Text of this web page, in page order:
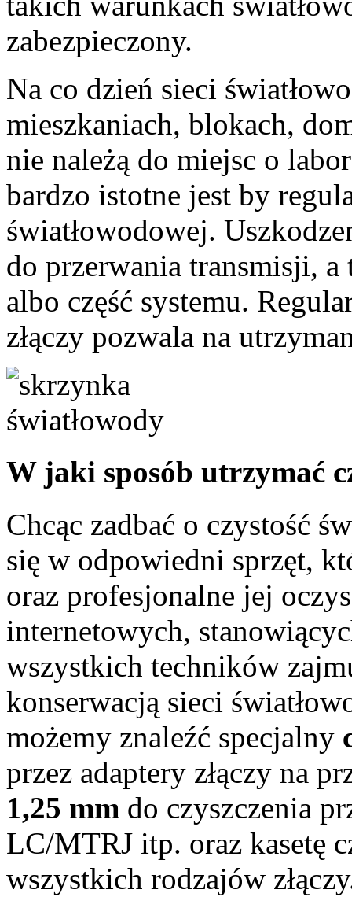
zabezpieczony.
Na co dzień sieci
mieszkaniach, blokach,
nie należą do miejsc o
bardzo istotne jest by
światłowodowej.
do przerwania transmisji, a
albo część systemu.
złączy pozwala na
W jaki sposób utrzymać
Chcąc zadbać o czystość
się w odpowiedni sprzęt,
oraz profesjonalne jej
internetowych,
wszystkich techników
konserwacją sieci
możemy znaleźć specjalny
przez adaptery złączy na
1,25 mm do czyszczenia
LC/MTRJ itp. oraz kasetę
wszystkich rodzajów